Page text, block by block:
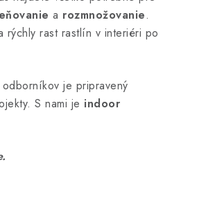
a rozmnožovanie.
rast rastlín v interiéri po
je pripravený
S nami je indoor